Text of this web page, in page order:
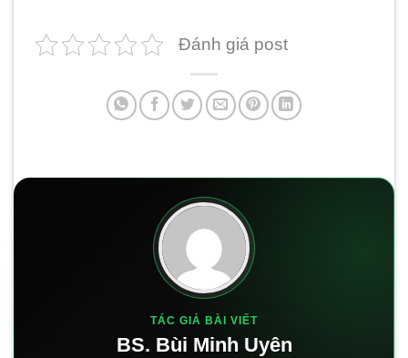
Đánh giá post
TÁC GIẢ BÀI VIẾT
BS. Bùi Minh Uyên